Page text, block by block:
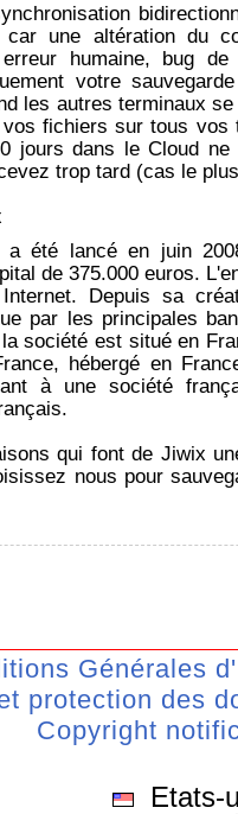
car une altération du
humaine, bug de
votre
les autres terminaux
fichiers sur tous vos
jours dans le Cloud
trop tard (cas le
a été lancé en juin
de 375.000 euros.
Depuis sa
par les principales
société est situé en
hébergé en
à une société
qui font de Jiwix
nous pour
Générales
protection des
Copyright
Etats-